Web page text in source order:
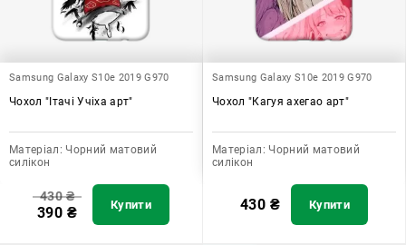
Samsung Galaxy S10e 2019 G970
Чохол "Ітачі Учіха арт"
Матеріал: Чорний матовий
силікон
430₴
390 ₴ Купити
Samsung Galaxy S10e 2019 G970
Чохол "Кагуя ахегао арт"
Матеріал: Чорний матовий
силікон
430 ₴ Купити